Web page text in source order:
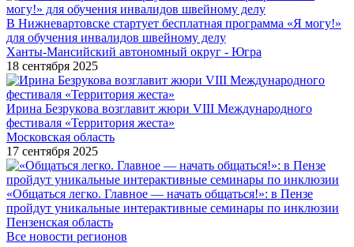
В Нижневартовске стартует бесплатная программа «Я могу!»
для обучения инвалидов швейному делу
Ханты-Мансийский автономный округ - Югра
18 сентября 2025
Ирина Безрукова возглавит жюри VIII Международного
фестиваля «Территория жеста»
Московская область
17 сентября 2025
«Общаться легко. Главное — начать общаться!»: в Пензе
пройдут уникальные интерактивные семинары по инклюзии
Пензенская область
Все новости регионов